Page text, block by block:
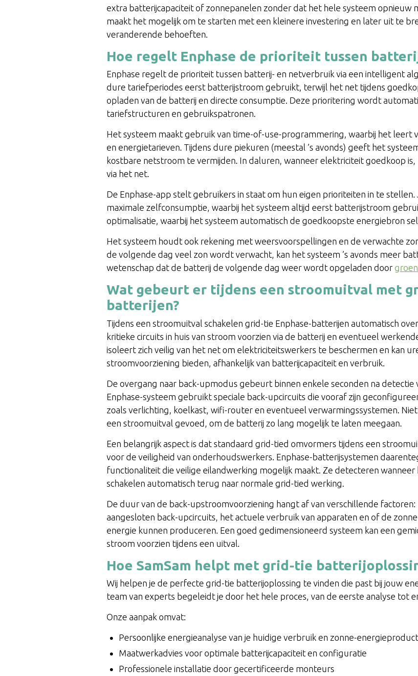
extra batterijcapaciteit of zonnepanelen zonder dat het hele systeem opnieuw
maakt het mogelijk om te starten met een kleinere investering en later uit te
veranderende behoeften.
Hoe regelt Enphase de prioriteit tussen
Enphase regelt de prioriteit tussen batterij- en netverbruik via een intelligent
dure tariefperiodes eerst batterijstroom gebruikt, terwijl het net tijdens
opladen van de batterij en directe consumptie. Deze prioritering wordt
tariefstructuren en gebruikspatronen.
Het systeem maakt gebruik van time-of-use-programmering, waarbij het leert
en energietarieven. Tijdens dure piekuren (meestal ’s avonds) geeft het
kostbare netstroom te vermijden. In daluren, wanneer elektriciteit goedkoop
via het net.
De Enphase-app stelt gebruikers in staat om hun eigen prioriteiten in te
maximale zelfconsumptie, waarbij het systeem altijd eerst batterijstroom
optimalisatie, waarbij het systeem automatisch de goedkoopste energiebron
Het systeem houdt ook rekening met weersvoorspellingen en de verwachte
de volgende dag veel zon wordt verwacht, kan het systeem ’s avonds meer
wetenschap dat de batterij de volgende dag weer wordt opgeladen door
Wat gebeurt er tijdens een stroomuitval met
batterijen?
Tijdens een stroomuitval schakelen grid-tie Enphase-batterijen automatisch
kritieke circuits in huis van stroom voorzien via de batterij en eventueel
isoleert zich veilig van het net om elektriciteitswerkers te beschermen en kan
stroomvoorziening bieden, afhankelijk van batterijcapaciteit en verbruik.
De overgang naar back-upmodus gebeurt binnen enkele seconden na
Enphase-systeem gebruikt speciale back-upcircuits die vooraf zijn
zoals verlichting, koelkast, wifi-router en eventueel verwarmingssystemen.
een stroomuitval gevoed, om de batterij zo lang mogelijk te laten meegaan.
Een belangrijk aspect is dat standaard grid-tied omvormers tijdens een
voor de veiligheid van onderhoudswerkers. Enphase-batterijsystemen
functionaliteit die veilige eilandwerking mogelijk maakt. Ze detecteren wanneer
schakelen automatisch terug naar normale grid-tied werking.
De duur van de back-upstroomvoorziening hangt af van verschillende
aangesloten back-upcircuits, het actuele verbruik van apparaten en of de
energie kunnen produceren. Een goed gedimensioneerd systeem kan een
stroom voorzien tijdens een uitval.
Hoe SamSam helpt met grid-tie
Wij helpen je de perfecte grid-tie batterijoplossing te vinden die past bij jouw
team van experts begeleidt je door het hele proces, van de eerste analyse tot
Onze aanpak omvat:
Persoonlijke energieanalyse van je huidige verbruik en zonne-
Maatwerkadvies voor optimale batterijcapaciteit en configuratie
Professionele installatie door gecertificeerde monteurs